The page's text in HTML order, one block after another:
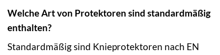
Welche Art von Protektoren sind standardmäßig
enthalten?
Standardmäßig sind Knieprotektoren nach EN